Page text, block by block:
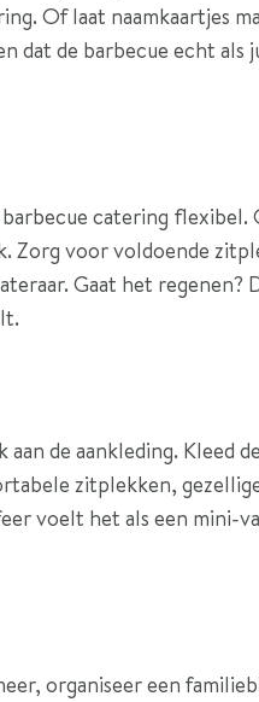
Of laat naamkaartjes
dat de barbecue echt als
catering flexibel.
Zorg voor voldoende
Gaat het regenen?
de aankleding. Kleed
zitplekken,
voelt het als een mini-
organiseer een